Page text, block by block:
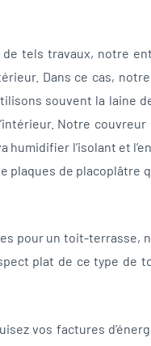
tels travaux, notre
Dans ce cas,
souvent la laine
Notre
humidifier l’isolant et
plaques de placoplâtre
pour un toit-
plat de ce type
vos factures